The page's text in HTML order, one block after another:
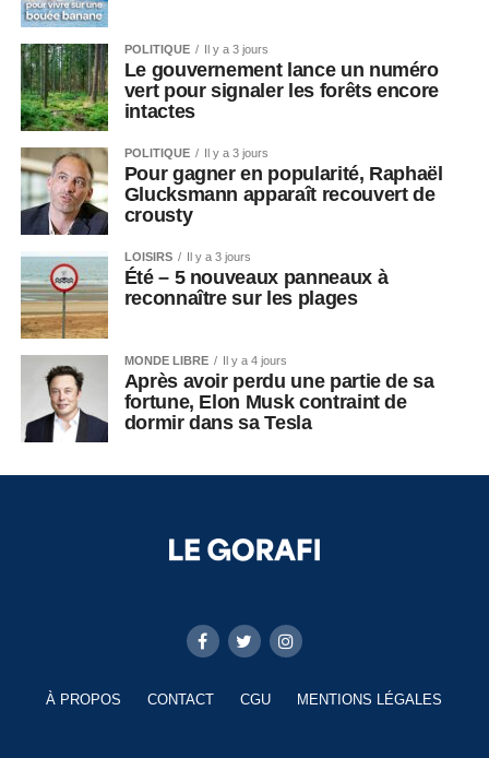
POLITIQUE Il y a 3 jours
Le gouvernement lance un numéro
vert pour signaler les forêts encore
intactes
POLITIQUE Il y a 3 jours
Pour gagner en popularité, Raphaël
Glucksmann apparaît recouvert de
crousty
LOISIRS Il y a 3 jours
Été – 5 nouveaux panneaux à
reconnaître sur les plages
MONDE LIBRE Il y a 4 jours
Après avoir perdu une partie de sa
fortune, Elon Musk contraint de
dormir dans sa Tesla
À PROPOS CONTACT CGU MENTIONS LÉGALES